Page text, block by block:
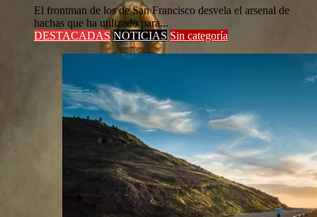
El frontman de los de San Francisco desvela el arsenal de
hachas que ha utilizado para...
DESTACADAS NOTICIAS Sin categoría